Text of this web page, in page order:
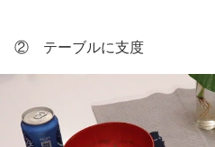
② テーブルに支度